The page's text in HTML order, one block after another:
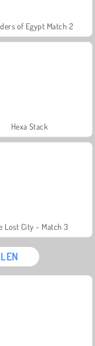
of Egypt Match 2
Hexa Stack
Lost City - Match 3